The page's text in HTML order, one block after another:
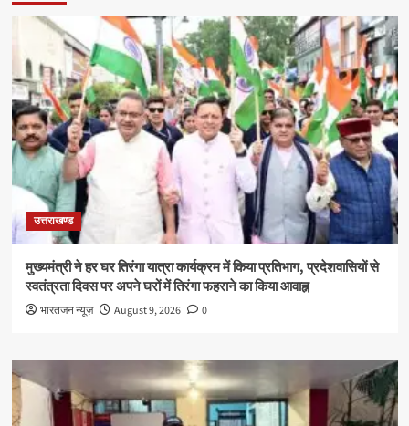
उत्तराखण्ड
मुख्यमंत्री ने हर घर तिरंगा यात्रा कार्यक्रम में किया प्रतिभाग, प्रदेशवासियों से
स्वतंत्रता दिवस पर अपने घरों में तिरंगा फहराने का किया आवाह्न
भारतजन न्यूज़ August 9, 2026 0